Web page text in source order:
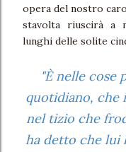
opera del nostro caro
stavolta riuscirà a
lunghi delle solite
"È nelle cose
quotidiano, che
nel tizio che
ha detto che lui